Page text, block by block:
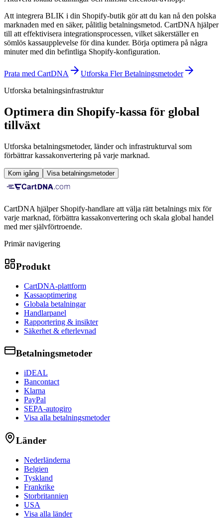
Att integrera BLIK i din Shopify-butik gör att du kan nå den polska
marknaden med en säker, pålitlig betalningsmetod. CartDNA hjälper
till att effektivisera integrationsprocessen, vilket säkerställer en
sömlös kassaupplevelse för dina kunder. Börja optimera på några
minuter med din befintliga Shopify-konfiguration.
Prata med CartDNA
Utforska Fler Betalningsmetoder
Utforska betalningsinfrastruktur
Optimera din Shopify-kassa för global
tillväxt
Utforska betalningsmetoder, länder och infrastrukturval som
förbättrar kassakonvertering på varje marknad.
Kom igång Visa betalningsmetoder
CartDNA hjälper Shopify-handlare att välja rätt betalnings mix för
varje marknad, förbättra kassakonvertering och skala global handel
med mer självförtroende.
Primär navigering
Produkt
CartDNA-plattform
Kassaoptimering
Globala betalningar
Handlarpanel
Rapportering & insikter
Säkerhet & efterlevnad
Betalningsmetoder
iDEAL
Bancontact
Klarna
PayPal
SEPA-autogiro
Visa alla betalningsmetoder
Länder
Nederländerna
Belgien
Tyskland
Frankrike
Storbritannien
USA
Visa alla länder